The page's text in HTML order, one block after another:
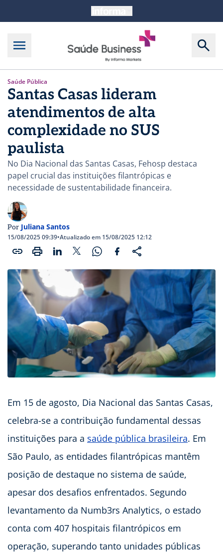
Saúde Pública
Santas Casas lideram
atendimentos de alta
complexidade no SUS
paulista
No Dia Nacional das Santas Casas, Fehosp destaca
papel crucial das instituições filantrópicas e
necessidade de sustentabilidade financeira.
Por Juliana Santos
15/08/2025 09:39•Atualizado em 15/08/2025 12:12
Em 15 de agosto, Dia Nacional das Santas Casas,
celebra-se a contribuição fundamental dessas
instituições para a saúde pública brasileira. Em
São Paulo, as entidades filantrópicas mantêm
posição de destaque no sistema de saúde,
apesar dos desafios enfrentados. Segundo
levantamento da Numb3rs Analytics, o estado
conta com 407 hospitais filantrópicos em
operação, superando tanto unidades públicas